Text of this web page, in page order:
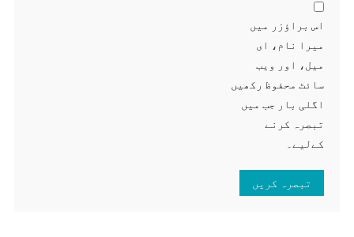
اس براؤزر میں
میرا نام، ای
میل، اور ویب
سائٹ محفوظ رکھیں
اگلی بار جب میں
تبصرہ کرنے
کےلیے۔